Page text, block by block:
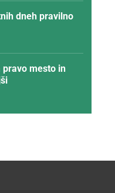
dneh pravilno
pravo mesto in